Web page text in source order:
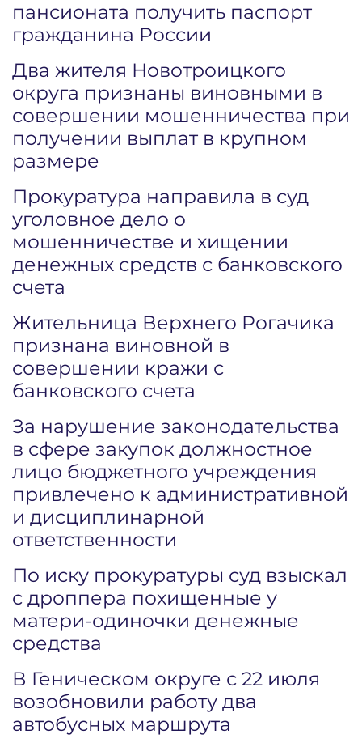
пансионата получить паспорт
гражданина России
Два жителя Новотроицкого
округа признаны виновными в
совершении мошенничества при
получении выплат в крупном
размере
Прокуратура направила в суд
уголовное дело о
мошенничестве и хищении
денежных средств с банковского
счета
Жительница Верхнего Рогачика
признана виновной в
совершении кражи с
банковского счета
За нарушение законодательства
в сфере закупок должностное
лицо бюджетного учреждения
привлечено к административной
и дисциплинарной
ответственности
По иску прокуратуры суд взыскал
с дроппера похищенные у
матери-одиночки денежные
средства
В Геническом округе с 22 июля
возобновили работу два
автобусных маршрута